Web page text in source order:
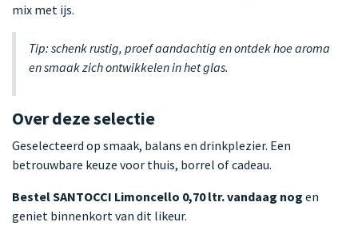
mix met ijs.
Tip: schenk rustig, proef aandachtig en ontdek hoe aroma
en smaak zich ontwikkelen in het glas.
Over deze selectie
Geselecteerd op smaak, balans en drinkplezier. Een
betrouwbare keuze voor thuis, borrel of cadeau.
Bestel SANTOCCI Limoncello 0,70 ltr. vandaag nog en
geniet binnenkort van dit likeur.